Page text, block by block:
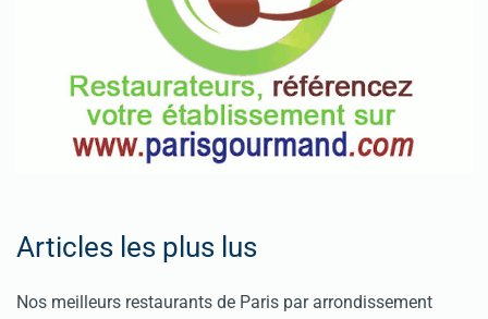
Articles les plus lus
Nos meilleurs restaurants de Paris par arrondissement